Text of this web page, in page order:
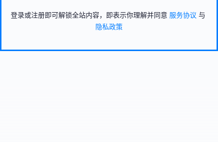
登录或注册即可解锁全站内容，即表示你理解并同意 服务协议 与
隐私政策